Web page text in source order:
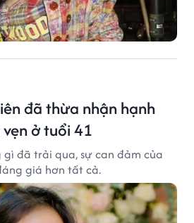
đã thừa nhận hạnh
ở tuổi 41
gì đã trải qua, sự can đảm của
giá hơn tất cả.